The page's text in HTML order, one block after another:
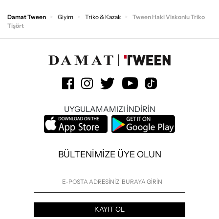
Damat Tween Giyim Triko & Kazak
Tween Haki Viskonlu Triko
Tişört
UYGULAMAMIZI İNDİRİN
BÜLTENİMİZE ÜYE OLUN
KAYIT OL